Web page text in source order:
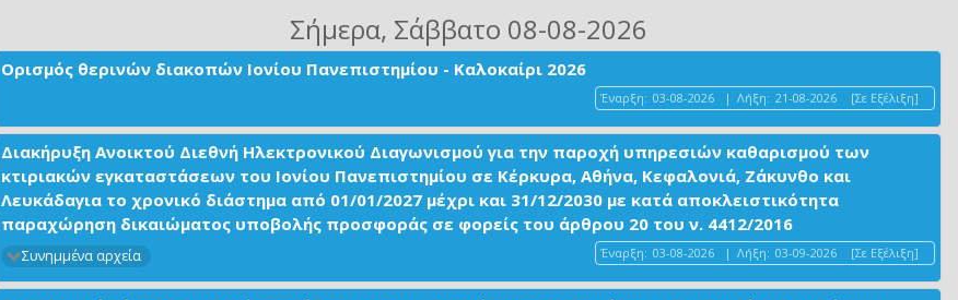
Σήμερα, Σάββατο 08-08-2026
Ορισμός θερινών διακοπών Ιονίου Πανεπιστημίου - Καλοκαίρι 2026
Έναρξη: 03-08-2026 | Λήξη: 21-08-2026 [Σε Εξέλιξη]
Διακήρυξη Ανοικτού Διεθνή Ηλεκτρονικού Διαγωνισμού για την παροχή υπηρεσιών καθαρισμού των
κτιριακών εγκαταστάσεων του Ιονίου Πανεπιστημίου σε Κέρκυρα, Αθήνα, Κεφαλονιά, Ζάκυνθο και
Λευκάδαγια το χρονικό διάστημα από 01/01/2027 μέχρι και 31/12/2030 με κατά αποκλειστικότητα
παραχώρηση δικαιώματος υποβολής προσφοράς σε φορείς του άρθρου 20 του ν. 4412/2016
Έναρξη: 03-08-2026 | Λήξη: 03-09-2026 [Σε Εξέλιξη]
Συνημμένα αρχεία